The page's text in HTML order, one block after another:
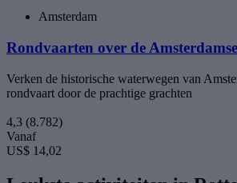
Amsterdam
Rondvaarten over de
Verken de historische waterwegen van
rondvaart door de prachtige grachten
4,3 (8.782)
Vanaf
US$ 14,02